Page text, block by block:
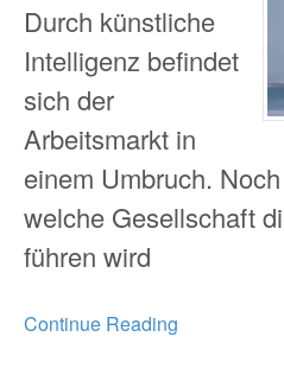
Durch künstliche
Intelligenz befindet
sich der
Arbeitsmarkt in
einem Umbruch.
welche Gesellschaft
führen wird
Continue Reading